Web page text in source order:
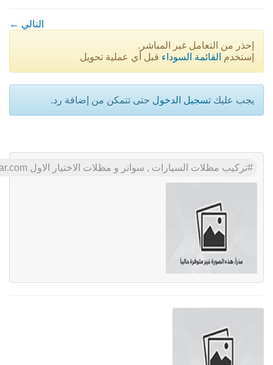
← التالي
إحذر من التعامل غير المباشر.
إستخدم القائمة السوداء قبل أي عملية تحويل
يجب عليك تسجيل الدخول حتى تتمكن من إضافة رد.
تركيب مظلات السيارات , سواتر و مظلات الاختيار الاول www.alaktiar.com مظلات وسواتر موقعناالرياض شارع التخصصي,هناجر